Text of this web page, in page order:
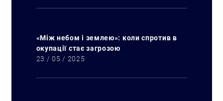
«Між небом і землею»: коли спротив в
окупації стає загрозою
23 / 05 / 2025